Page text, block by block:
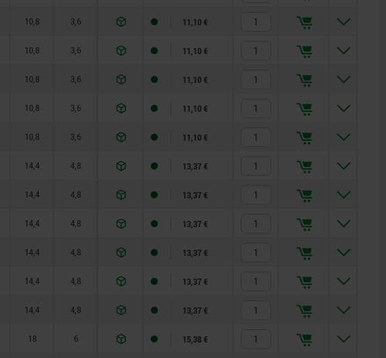
10,8 3,6 8 15
11,10 €
10,8 3,6 8 15
11,10 €
10,8 3,6 8 15
11,10 €
10,8 3,6 8 15
11,10 €
10,8 3,6 8 15
11,10 €
14,4 4,8 10 35
13,37 €
14,4 4,8 10 35
13,37 €
14,4 4,8 10 35
13,37 €
14,4 4,8 10 35
13,37 €
14,4 4,8 10 35
13,37 €
14,4 4,8 10 35
13,37 €
18 6 12 60
15,38 €